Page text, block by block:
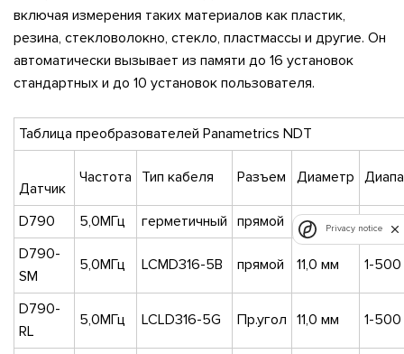
включая измерения таких материалов как пластик,
резина, стекловолокно, стекло, пластмассы и другие. Он
автоматически вызывает из памяти до 16 установок
стандартных и до 10 установок пользователя.
Таблица преобразователей Panametrics NDT
Датчик
Частота Тип кабеля Разъем Диаметр
D790 5,0МГц герметичный прямой 11,0 мм
1-
D790-
SM
5,0МГц LCMD316-5B прямой 11,0 мм 1-
D790-
RL
5,0МГц LCLD316-5G Пр.угол 11,0 мм 1-
Privacy notice